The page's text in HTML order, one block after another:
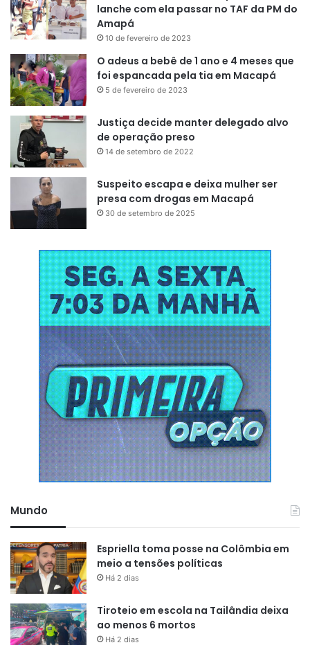
Nunca manuseie equipamentos elétricos com as
mãos molhadas;
Ao utilizar caixas de som, televisores ou projetores
em áreas externas, mantenha os equipamentos
protegidos da chuva e da umidade;
Não faça ligações improvisadas na rede elétrica;
Durante a instalação de bandeiras, faixas ou enfeites,
mantenha distância segura dos cabos de energia;
Caso identifique cabos caídos, postes danificados ou
qualquer situação de risco, não se aproxime e acione
imediatamente a distribuidora.
Quem pretende decorar casas, as vias, estabelecimentos
comerciais ou espaços de confraternização deve utilizar
apenas produtos certificados, evitar improvisações nas
instalações elétricas e nunca utilizar postes, cabos ou
qualquer estrutura da rede elétrica para fixação de
bandeiras, faixas ou enfeites.
Em caso de ocorrência envolvendo a rede elétrica, a
recomendação é manter distância do local e acionar
imediatamente os canais oficiais de atendimento da
distribuidora, através da Central de Atendimento, 0800 096
0196, no WhatsApp, com a Clara, no (96) 3082-2949 ou
então no site equatorialenergia.com.br além do Corpo de
Bombeiros no 193.
lanche com ela passar no TAF da PM do
Amapá
10 de fevereiro de 2023
O adeus a bebê de 1 ano e 4 meses que
foi espancada pela tia em Macapá
5 de fevereiro de 2023
Justiça decide manter delegado alvo
de operação preso
14 de setembro de 2022
Suspeito escapa e deixa mulher ser
presa com drogas em Macapá
30 de setembro de 2025
Mundo
Espriella toma posse na Colômbia em
meio a tensões políticas
Há 2 dias
Tiroteio em escola na Tailândia deixa
ao menos 6 mortos
Há 2 dias